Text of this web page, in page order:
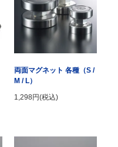
両面マグネット 各種（S /
M / L）
1,298円(税込)